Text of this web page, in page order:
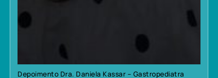
Depoimento Dra. Daniela Kassar – Gastropediatra